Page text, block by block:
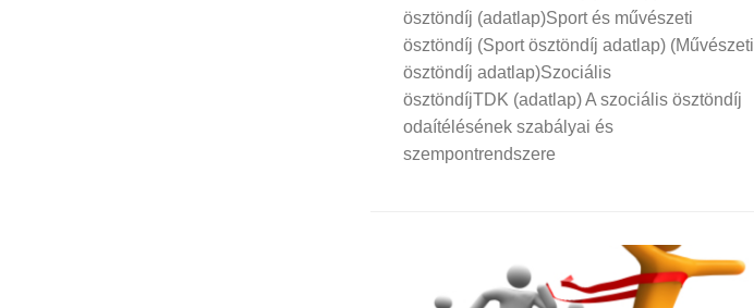
ösztöndíj (adatlap)Sport és művészeti
ösztöndíj (Sport ösztöndíj adatlap) (Művészeti
ösztöndíj adatlap)Szociális
ösztöndíjTDK (adatlap) A szociális ösztöndíj
odaítélésének szabályai és
szempontrendszere